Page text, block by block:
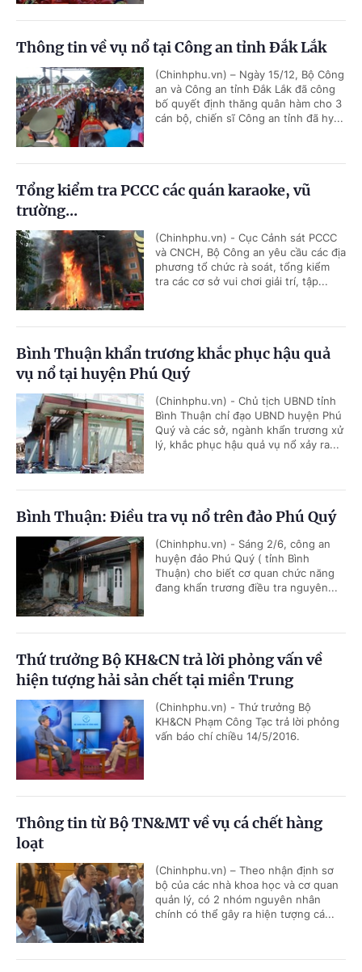
Thông tin về vụ nổ tại Công an tỉnh Đắk Lắk
(Chinhphu.vn) – Ngày 15/12, Bộ Công
an và Công an tỉnh Đắk Lắk đã công
bố quyết định thăng quân hàm cho 3
cán bộ, chiến sĩ Công an tỉnh đã hy...
Tổng kiểm tra PCCC các quán karaoke, vũ
trường...
(Chinhphu.vn) - Cục Cảnh sát PCCC
và CNCH, Bộ Công an yêu cầu các địa
phương tổ chức rà soát, tổng kiểm
tra các cơ sở vui chơi giải trí, tập...
Bình Thuận khẩn trương khắc phục hậu quả
vụ nổ tại huyện Phú Quý
(Chinhphu.vn) - Chủ tịch UBND tỉnh
Bình Thuận chỉ đạo UBND huyện Phú
Quý và các sở, ngành khẩn trương xử
lý, khắc phục hậu quả vụ nổ xảy ra...
Bình Thuận: Điều tra vụ nổ trên đảo Phú Quý
(Chinhphu.vn) - Sáng 2/6, công an
huyện đảo Phú Quý ( tỉnh Bình
Thuận) cho biết cơ quan chức năng
đang khẩn trương điều tra nguyên...
Thứ trưởng Bộ KH&CN trả lời phỏng vấn về
hiện tượng hải sản chết tại miền Trung
(Chinhphu.vn) - Thứ trưởng Bộ
KH&CN Phạm Công Tạc trả lời phỏng
vấn báo chí chiều 14/5/2016.
Thông tin từ Bộ TN&MT về vụ cá chết hàng
loạt
(Chinhphu.vn) – Theo nhận định sơ
bộ của các nhà khoa học và cơ quan
quản lý, có 2 nhóm nguyên nhân
chính có thể gây ra hiện tượng cá...